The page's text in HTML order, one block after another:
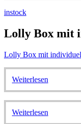
instock
Lolly Box mit
Lolly Box mit
Weiterlesen
Weiterlesen